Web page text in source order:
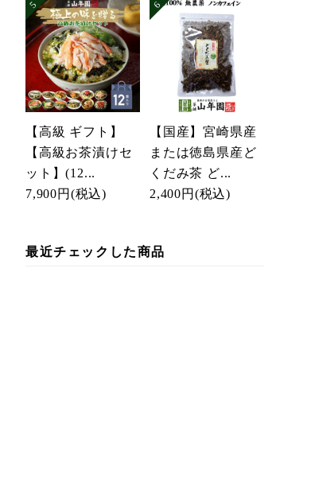
【高級 ギフト】
【高級お茶漬けセ
ット】(12...
7,900円 (税込)
【国産】宮崎県産
または徳島県産ど
くだみ茶 ど...
2,400円 (税込)
最近チェックした商品